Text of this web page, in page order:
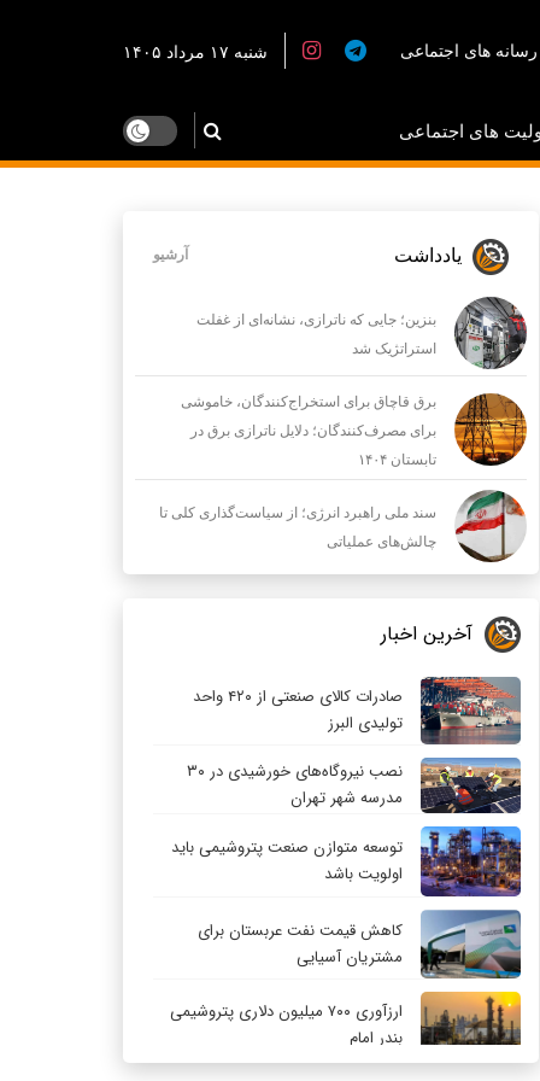
های اجتماعی شنبه ۱۷ مرداد ۱۴۰۵
های اجتماعی
یادداشت آرشیو
بنزین؛ جایی که ناترازی، نشانه‌ای از غفلت
استراتژیک شد
برق قاچاق برای استخراج‌کنندگان، خاموشی
برای مصرف‌کنندگان؛ دلایل ناترازی برق در
تابستان ۱۴۰۴
سند ملی راهبرد انرژی؛ از سیاست‌گذاری کلی تا
چالش‌های عملیاتی
آخرین اخبار
صادرات کالای صنعتی از ۴۲۰ واحد
تولیدی البرز
نصب نیروگاه‌های خورشیدی در ۳۰
مدرسه شهر تهران
توسعه متوازن صنعت پتروشیمی باید
اولویت باشد
کاهش قیمت نفت عربستان برای
مشتریان آسیایی
ارزآوری ۷۰۰ میلیون دلاری پتروشیمی
بندر امام